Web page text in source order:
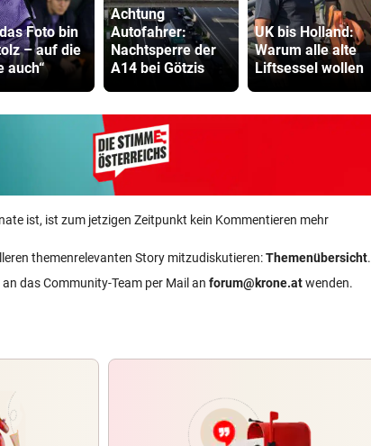
Foto bin
– auf die
auch“
Achtung
Autofahrer:
Nachtsperre der
A14 bei Götzis
UK bis Holland:
Warum alle alte
Liftsessel wollen
ist, ist zum jetzigen Zeitpunkt kein Kommentieren mehr
themenrelevanten Story mitzudiskutieren:Themenübersicht.
das Community-Team per Mail an forum@krone.atwenden.